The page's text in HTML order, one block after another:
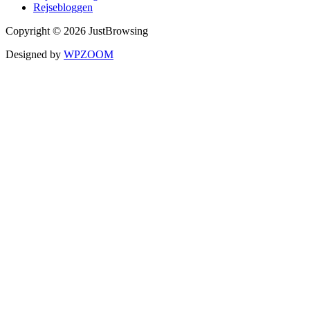
Rejsebloggen
Copyright © 2026 JustBrowsing
Designed by WPZOOM